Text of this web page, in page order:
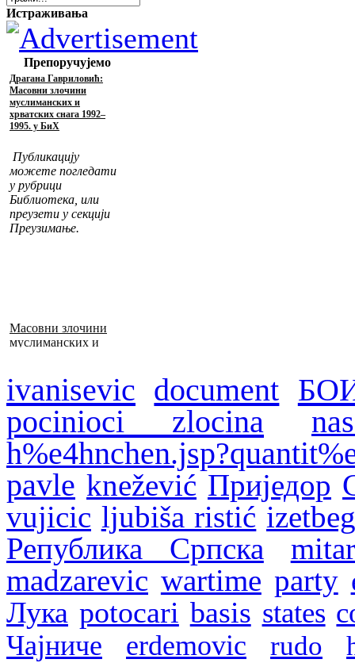
Истраживања
Препоручујемо
Драгана Гавриловић:
Масовни злочини
муслиманских и
хрватских снага 1992–
1995. у БиХ
Публикацију
можете погледати
у рубрици
Библиотека, или
преузети у секцији
Преузимање.
Масовни злочини
муслиманских и
ivanisevic document
pocinioci zlocina
pavle knežević Приједор
vujicic ljubiša ristić
Република Српска
madzarevic wartime party
Лука potocari basis states
Чајниче erdemovic rudo